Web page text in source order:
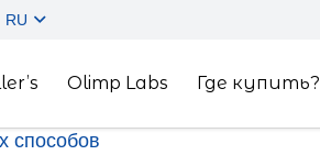
RU
Olimp Labs Где купить?
способов